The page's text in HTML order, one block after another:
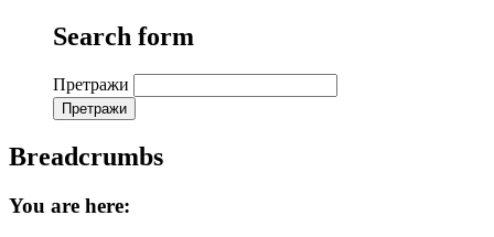
Search form
Претражи
Breadcrumbs
You are here: